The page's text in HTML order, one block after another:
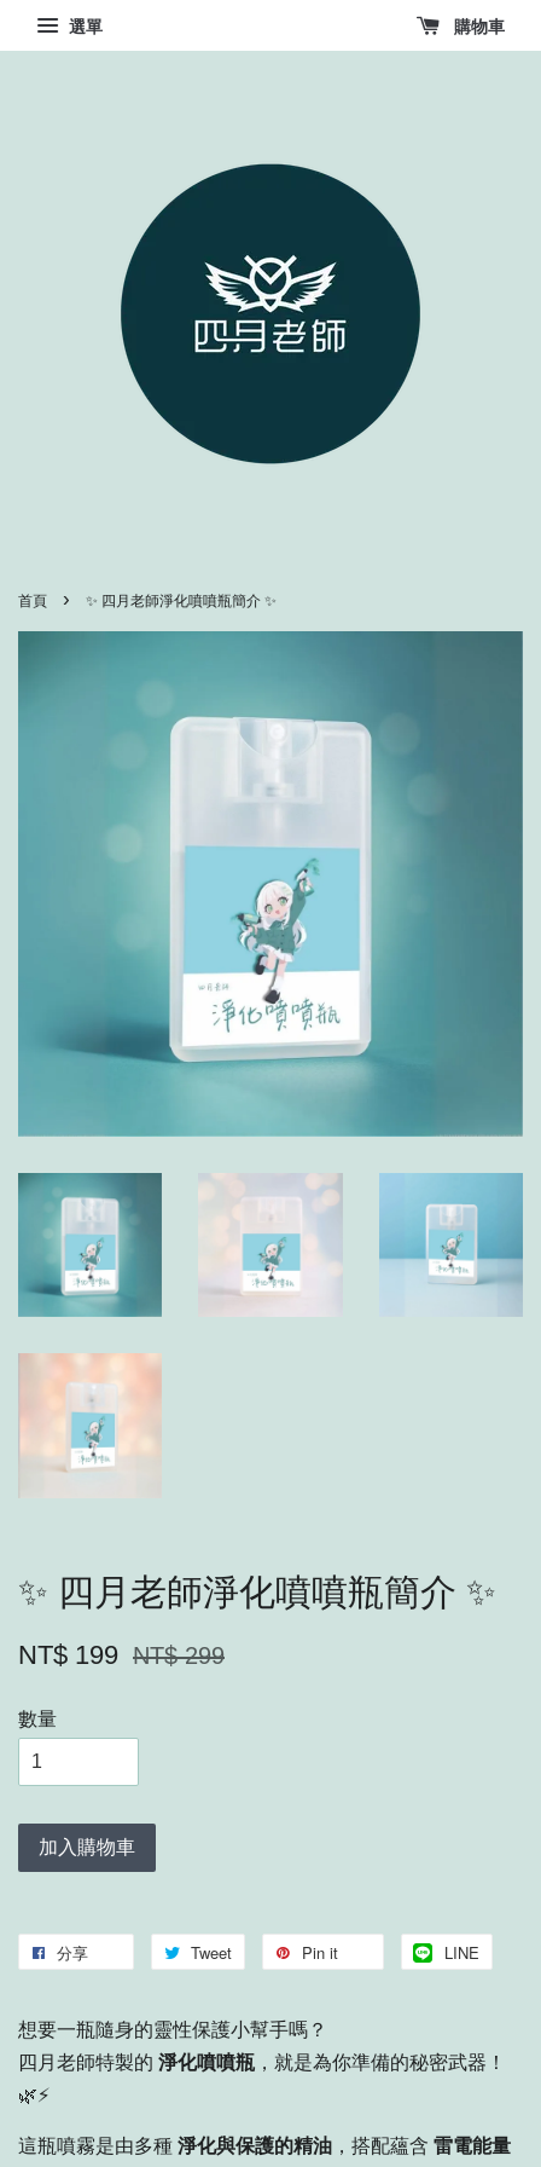
選單 購物車
首頁 › ✨ 四月老師淨化噴噴瓶簡介 ✨
✨ 四月老師淨化噴噴瓶簡介 ✨
NT$ 199 NT$ 299
數量
加入購物車
分享 Tweet Pin it LINE
想要一瓶隨身的靈性保護小幫手嗎？
四月老師特製的 淨化噴噴瓶 ，就是為你準備的秘密武器！
🌿⚡
這瓶噴霧是由多種 淨化與保護的精油 ，搭配蘊含 雷電能量